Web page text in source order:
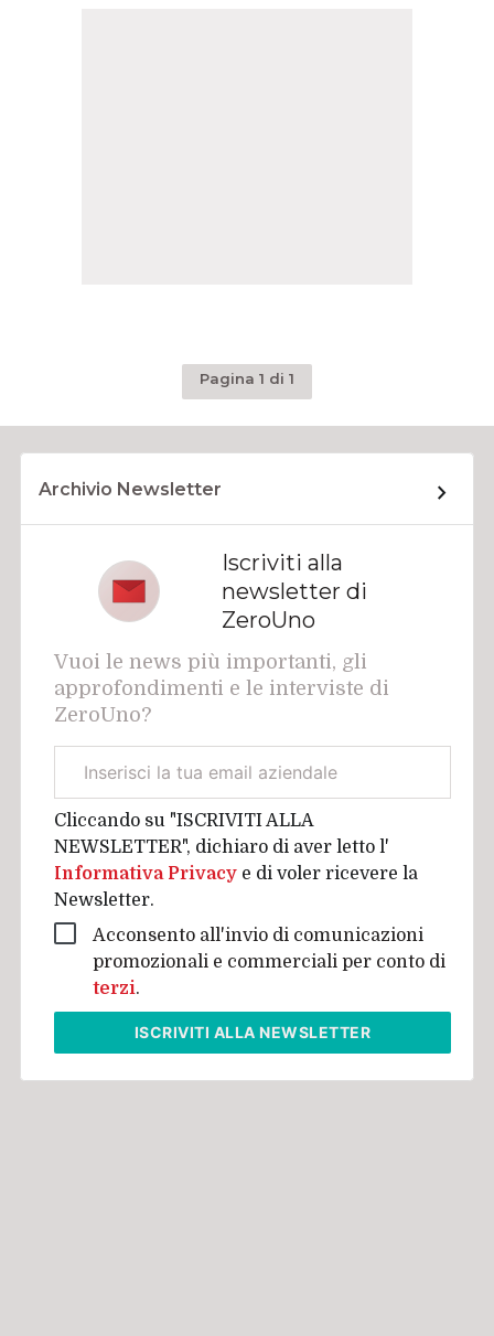
Pagina 1 di 1
Archivio Newsletter
Iscriviti alla
newsletter di
ZeroUno
Vuoi le news più importanti, gli
approfondimenti e le interviste di
ZeroUno?
aziendale
Cliccando su "ISCRIVITI ALLA
NEWSLETTER", dichiaro di aver letto l'
Informativa Privacy e di voler ricevere la
Newsletter.
Acconsento all'invio di comunicazioni
promozionali e commerciali per conto di
terzi.
ISCRIVITI ALLA NEWSLETTER